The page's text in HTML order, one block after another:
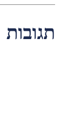
תגובות